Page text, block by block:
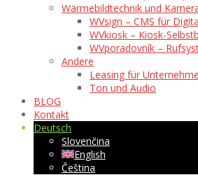
Wärmebildtechnik und
WVsign – CMS für
WVkiosk – Kiosk-
WVporadovník –
Andere
Leasing für
Ton und Audio
BLOG
Kontakt
Deutsch
Slovenčina
English
Čeština